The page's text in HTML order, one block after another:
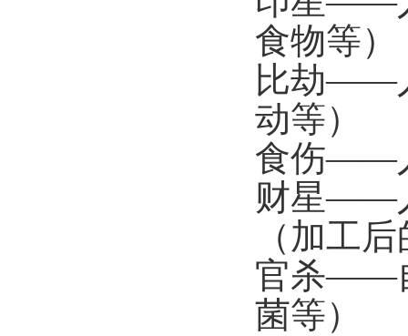
食物等）
比劫——
动等）
食伤——
财星——
（加工
官杀——
菌等）